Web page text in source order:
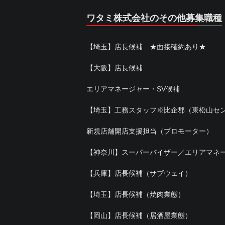
ワタミ株式会社のその他募集職種
【埼玉】店長候補 ★面接確約あり★
【大阪】店長候補
エリアマネージャー・SV候補
【埼玉】工務スタッフ※比企郡（東松山セ
新規店舗開店支援担当（プロモーター）
【神奈川】スーパーバイザー／エリアマネ
【兵庫】店長候補（サブウェイ）
【埼玉】店長候補（焼肉業態）
【岡山】店長候補（居酒屋業態）